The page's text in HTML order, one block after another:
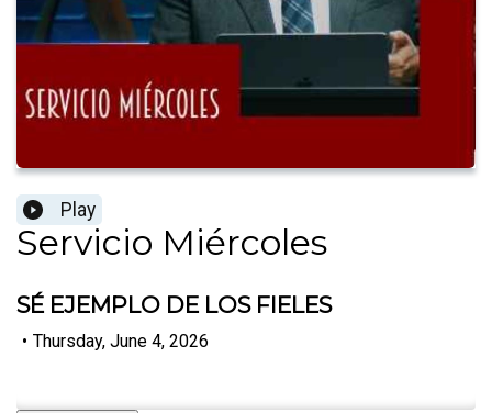
Play
Servicio Miércoles
SÉ EJEMPLO DE LOS FIELES
• Thursday, June 4, 2026